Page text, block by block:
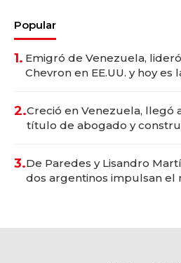
Popular
1. Emigró de Venezuela,
Chevron en EE.UU. y hoy es
2.Creció en Venezuela, llegó
título de abogado y
3.De Paredes y Lisandro
dos argentinos impulsan el